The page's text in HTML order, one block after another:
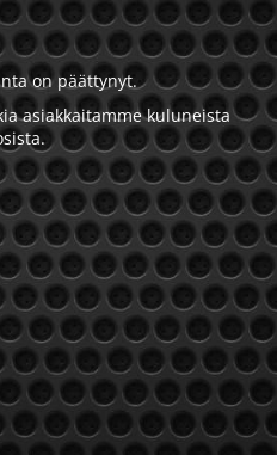
on päättynyt.
asiakkaitamme kuluneista